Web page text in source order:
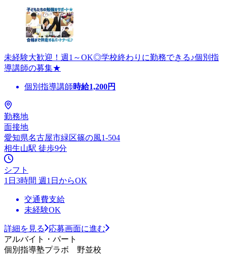
未経験大歓迎！週1～OK◎学校終わりに勤務できる♪個別指
導講師の募集★
個別指導講師時給1,200円
勤務地
面接地
愛知県名古屋市緑区篠の風1-504
相生山駅 徒歩9分
シフト
1日3時間 週1日からOK
交通費支給
未経験OK
詳細を見る
応募画面に進む
アルバイト・パート
個別指導塾プラボ 野並校